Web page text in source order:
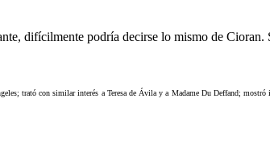
difícilmente podría decirse lo mismo de Cioran.
trató con similar interés a Teresa de Ávila y a Madame Du Deffand;